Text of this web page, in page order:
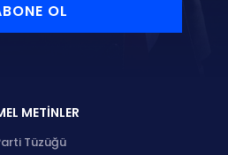
OL
METİNLER
Tüzüğü